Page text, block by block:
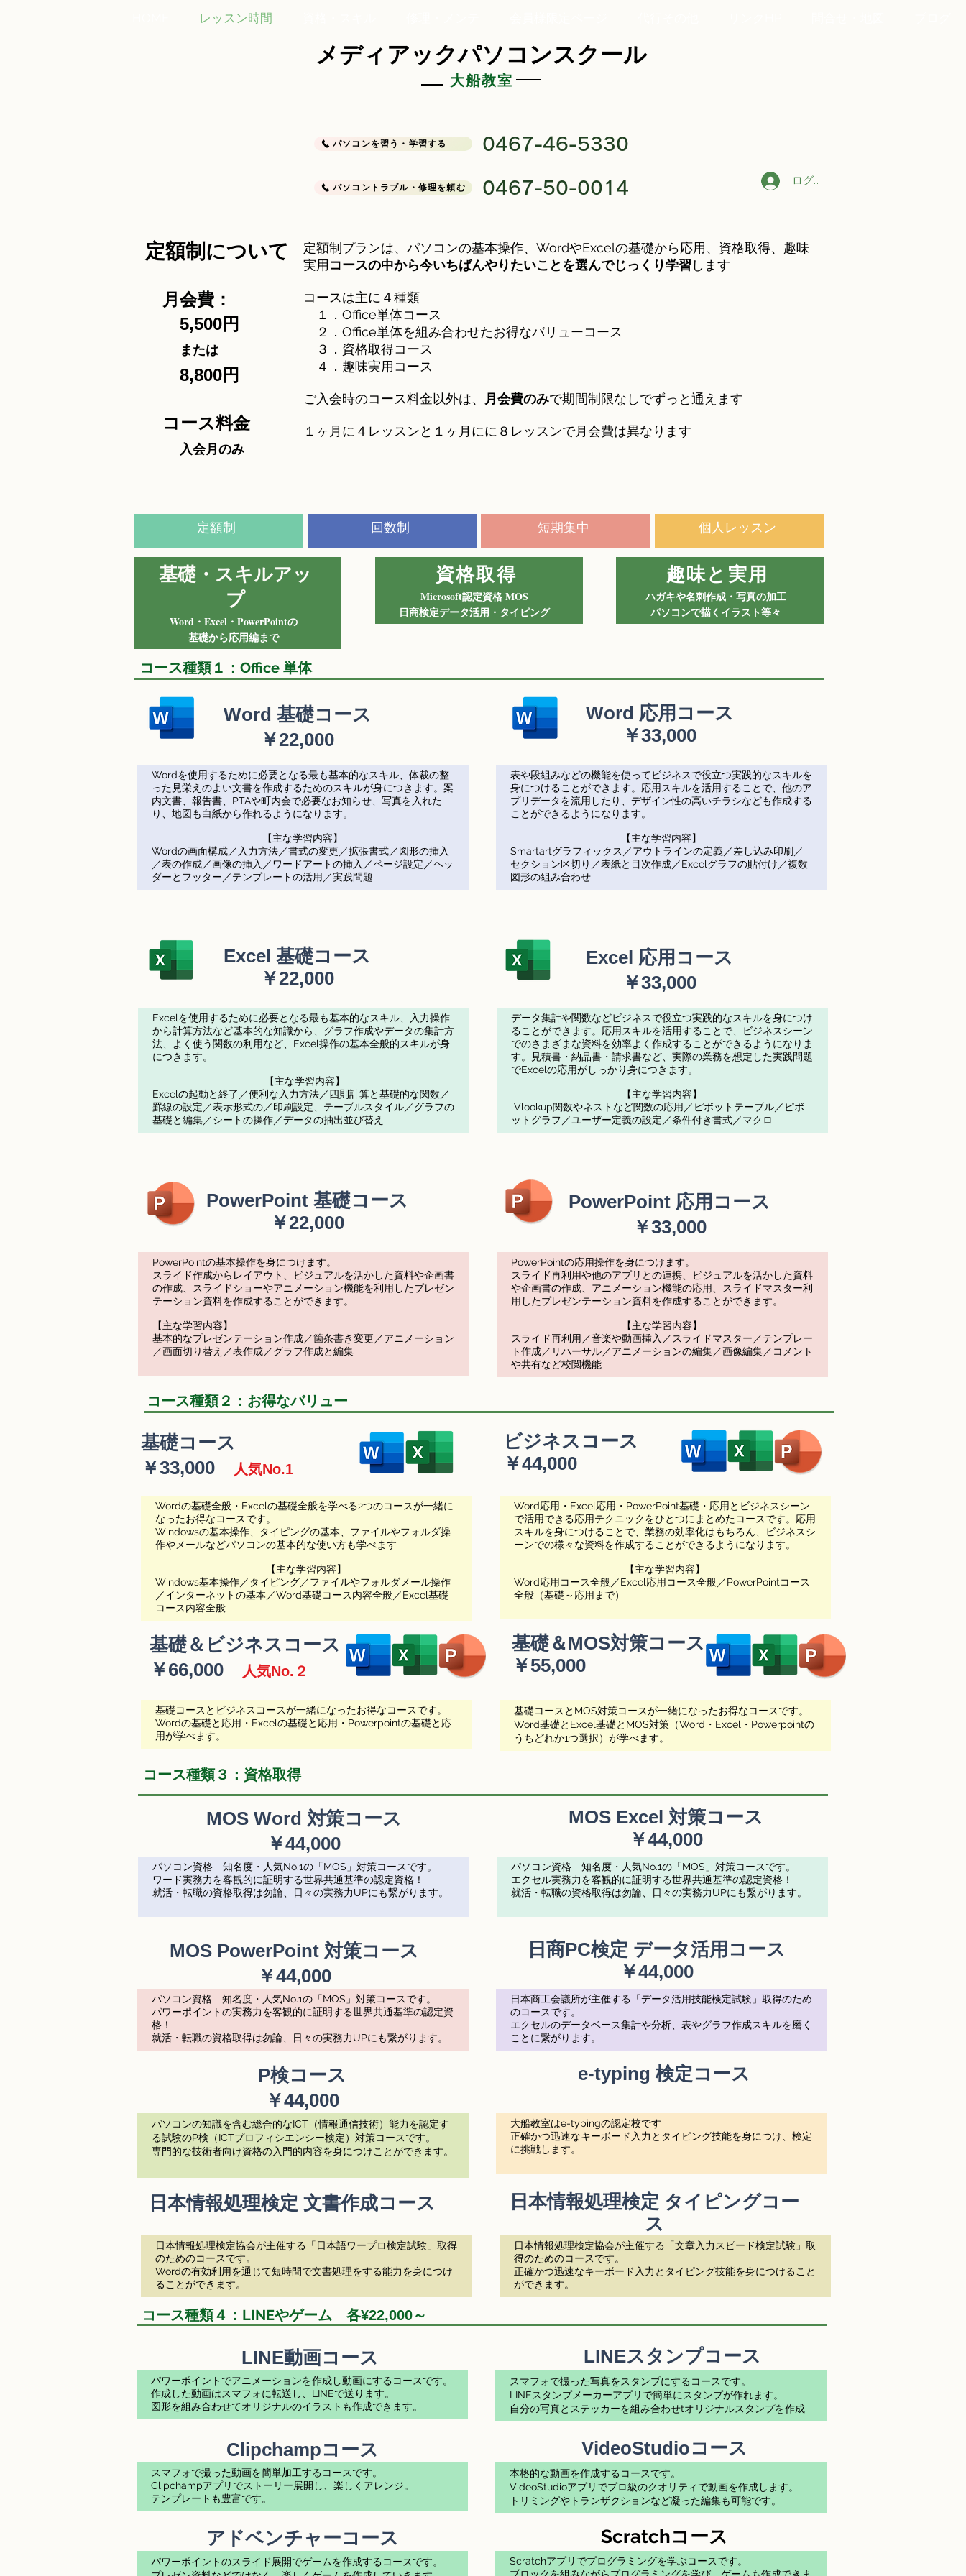
レッスン時間
メディアックパソコンスクール
大船教室
パソコンを習う・学習する 0467-46-5330
パソコントラブル・修理を頼む 0467-50-0014 ログイン
定額制について
月会費：
5,500円
または
8,800円
コース料金
入会月のみ
定額制プランは、パソコンの基本操作、WordやExcelの基礎から応用、資格取得、趣味
実用 コースの中から今いちばんやりたいことを選んでじっくり学習 します
コースは主に４種類
１．Office単体コース
２．Office単体を組み合わせたお得なバリューコース
３．資格取得コース
４．趣味実用コース
​ご入会時のコース料金以外は、 月会費のみで期間制限なしでずっと通えます
​１ヶ月に４レッスンと１ヶ月にに８レッスンで月会費は異なります
定額制 回数制 短期集中 個人レッスン
基礎・スキルアッ
プ
Word・Excel・PowerPointの
基礎から応用編まで
資格取得
Microsoft認定資格 MOS
日商検定データ活用・タイピング
趣味と実用
ハガキや名刺作成・写真の加工
​パソコンで描くイラスト等々
コース種類１：Office 単体
Word 基礎コース
​￥22,000
Word 応用コース
￥33,000
Wordを使用するために必要となる最も基本的なスキル、体裁の整
った見栄えのよい文書を作成するためのスキルが身につきます。案
内文書、報告書、PTAや町内会で必要なお知らせ、写真を入れた
り、地図も白紙から作れるようになります。
​【主な学習内容】​
Wordの画面構成／入力方法／書式の変更／拡張書式／図形の挿入
／表の作成／画像の挿入／ワードアートの挿入／ページ設定／ヘッ
ダーとフッター／テンプレートの活用／実践問題
表や段組みなどの機能を使ってビジネスで役立つ実践的なスキルを
身につけることができます。応用スキルを活用することで、他のア
プリデータを流用したり、デザイン性の高いチラシなども作成する
ことができるようになります。
【主な学習内容】
Smartartグラフィックス／アウトラインの定義／差し込み印刷／
セクション区切り／表紙と目次作成／Excelグラフの貼付け／複数
図形の組み合わせ
Excel 基礎コース
​￥22,000
Excel 応用コース
￥33,000
Excelを使用するために必要となる最も基本的なスキル、入力操作
から計算方法など基本的な知識から、グラフ作成やデータの集計方
法、よく使う関数の利用など、Excel操作の基本全般的スキルが身
につきます。
【主な学習内容】
Excelの起動と終了／便利な入力方法／四則計算と基礎的な関数／
罫線の設定／表示形式の／印刷設定、テーブルスタイル／グラフの
基礎と編集／シートの操作／データの抽出並び替え
データ集計や関数などビジネスで役立つ実践的なスキルを身につけ
ることができます。応用スキルを活用することで、ビジネスシーン
でのさまざまな資料を効率よく作成することができるようになりま
す。見積書・納品書・請求書など、実際の業務を想定した実践問題
でExcelの応用がしっかり身につきます。
​【主な学習内容】
Vlookup関数やネストなど関数の応用／ピボットテーブル／ピボ
ットグラフ／ユーザー定義の設定／条件付き書式／マクロ
PowerPoint 基礎コース
￥22,000
PowerPoint 応用コース
￥33,000
PowerPointの基本操作を身につけます。
スライド作成からレイアウト、ビジュアルを活かした資料や企画書
の作成、スライドショーやアニメーション機能を利用したプレゼン
テーション資料を作成することができます。
【主な学習内容】
基本的なプレゼンテーション作成／箇条書き変更／アニメーション
／画面切り替え／表作成／グラフ作成と編集
PowerPointの応用操作を身につけます。
スライド再利用や他のアプリとの連携、ビジュアルを活かした資料
や企画書の作成、アニメーション機能の応用、スライドマスター利
用したプレゼンテーション資料を作成することができます。
【主な学習内容】
スライド再利用／音楽や動画挿入／スライドマスター／テンプレー
ト作成／リハーサル／アニメーションの編集／画像編集／コメント
や共有など校閲機能​
コース種類２：お得なバリュー
基礎コース
￥33,000
人気No.1
ビジネスコース
￥44,000
Wordの基礎全般・Excelの基礎全般を学べる2つのコースが一緒に
なったお得なコースです。
Windowsの基本操作、タイピングの基本、ファイルやフォルダ操
作やメールなどパソコンの基本的な使い方も学べます
【主な学習内容】
Windows基本操作／タイピング／ファイルやフォルダメール操作
／インターネットの基本／Word基礎コース内容全般／Excel基礎
コース内容全般
Word応用・Excel応用・PowerPoint基礎・応用とビジネスシーン
で活用できる応用テクニックをひとつにまとめたコースです。応用
スキルを身につけることで、業務の効率化はもちろん、ビジネスシ
ーンでの様々な資料を作成することができるようになります。
【主な学習内容】
Word応用コース全般／Excel応用コース全般／PowerPointコース
全般（基礎～応用まで）
基礎＆ビジネスコース
​￥66,000
人気No.２
基礎＆MOS対策コース
￥55,000
基礎コースとビジネスコースが一緒になったお得なコースです。
Wordの基礎と応用・Excelの基礎と応用・Powerpointの基礎と応
用が学べます。
基礎コースとMOS対策コースが一緒になったお得なコースです。
Word基礎とExcel基礎とMOS対策（Word・Excel・Powerpointの
うちどれか1つ選択）が学べます。
コース種類３：資格取得
MOS Word 対策コース
￥44,000
MOS Excel 対策コース
￥44,000
パソコン資格 知名度・人気No.1の「MOS」対策コースです。
ワード実務力を客観的に証明する世界共通基準の認定資格！
就活・転職の資格取得は勿論、日々の実務力UPにも繋がります。
パソコン資格 知名度・人気No.1の「MOS」対策コースです。
エクセル実務力を客観的に証明する世界共通基準の認定資格！
就活・転職の資格取得は勿論、日々の実務力UPにも繋がります。
MOS PowerPoint 対策コース
￥44,000
日商PC検定 データ活用 コース
​￥44,000
パソコン資格 知名度・人気No.1の「MOS」対策コースです。
パワーポイントの実務力を客観的に証明する世界共通基準の認定資
格！
就活・転職の資格取得は勿論、日々の実務力UPにも繋がります。
日本商工会議所が主催する「データ活用技能検定試験」取得のため
のコースです。
エクセルのデータベース集計や分析、表やグラフ作成スキルを磨く
ことに繋がります。
P検コース
￥44,000
​e-typing 検定コース
パソコンの知識を含む総合的なICT（情報通信技術）能力を認定す
る試験のP検（ICTプロフィシエンシー検定）対策コースです。
専門的な技術者向け資格の入門的内容を身につけことができます。
​大船教室はe-typingの認定校です
正確かつ迅速なキーボード入力とタイピング技能を身につけ、検定
に挑戦します。
日本情報処理検定 文書作成コース 日本情報処理検定 タイピングコー
ス
日本情報処理検定協会が主催する「日本語ワープロ検定試験」取得
のためのコースです。
Wordの有効利用を通じて短時間で文書処理をする能力を身につけ
ることができます。
​日本情報処理検定協会が主催する「文章入力スピード検定試験」取
得のためのコースです。
正確かつ迅速なキーボード入力とタイピング技能を身につけること
ができます。
コース種類４：LINEやゲーム 各¥22,000～
LINE動画コース LINEスタンプコース
パワーポイントでアニメーションを作成し動画にするコースです。
作成した動画はスマフォに転送し、LINEで送ります。
​図形を組み合わせてオリジナルのイラストも作成できます。
スマフォで撮った写真をスタンプにするコースです。
LINEスタンプメーカーアプリで簡単にスタンプが作れます。
​自分の写真とステッカーを組み合わせtオリジナルスタンプを作成
Clipchampコース VideoStudioコース
スマフォで撮った動画を簡単加工するコースです。
Clipchampアプリでストーリー展開し、楽しくアレンジ。
​テンプレートも豊富です。
本格的な動画を作成するコースです。
VideoStudioアプリでプロ級のクオリティで動画を作成します。
​トリミングやトランザクションなど凝った編集も可能です。
アドベンチャーコース ​Scratchコース
パワーポイントのスライド展開でゲームを作成するコースです。
​Scratchアプリでプログラミングを学ぶコースです。